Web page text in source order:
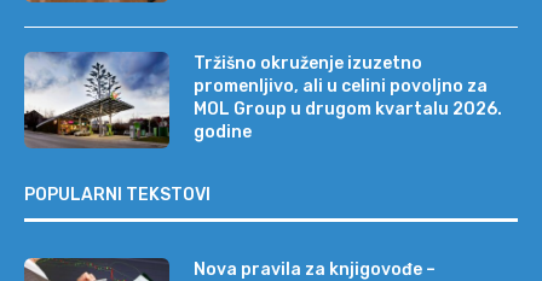
Tržišno okruženje izuzetno
promenljivo, ali u celini povoljno za
MOL Group u drugom kvartalu 2026.
godine
POPULARNI TEKSTOVI
Nova pravila za knjigovođe –